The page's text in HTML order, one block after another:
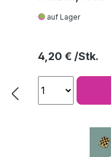
auf Lager
Regulärer Preis:
4,20 €